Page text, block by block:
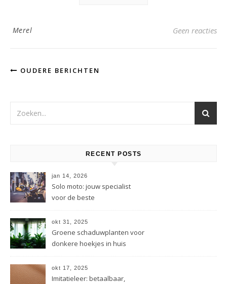
Merel Geen reacties
OUDERE BERICHTEN
RECENT POSTS
jan 14, 2026
Solo moto: jouw specialist
voor de beste
okt 31, 2025
Groene schaduwplanten voor
donkere hoekjes in huis
okt 17, 2025
Imitatieleer: betaalbaar,